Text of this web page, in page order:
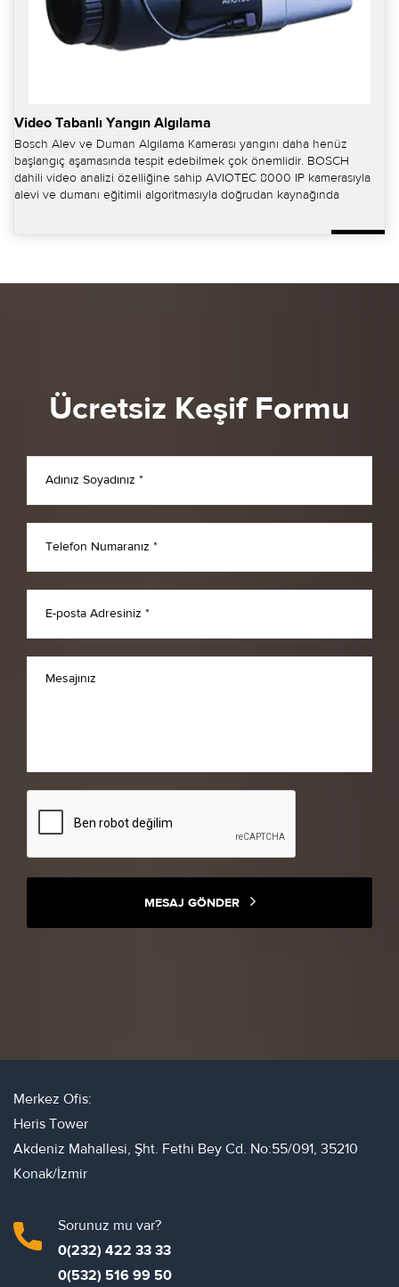
Video Tabanlı Yangın Algılama
Bosch Alev ve Duman Algılama Kamerası yangını daha henüz
başlangıç aşamasında tespit edebilmek çok önemlidir. BOSCH
dahili video analizi özelliğine sahip AVIOTEC 8000 IP kamerasıyla
alevi ve dumanı eğitimli algoritmasıyla doğrudan kaynağında
Ücretsiz Keşif Formu
MESAJ GÖNDER
Merkez Ofis:
Heris Tower
Akdeniz Mahallesi, Şht. Fethi Bey Cd. No:55/091, 35210
Konak/İzmir
Sorunuz mu var?
0(232) 422 33 33
0(532) 516 99 50